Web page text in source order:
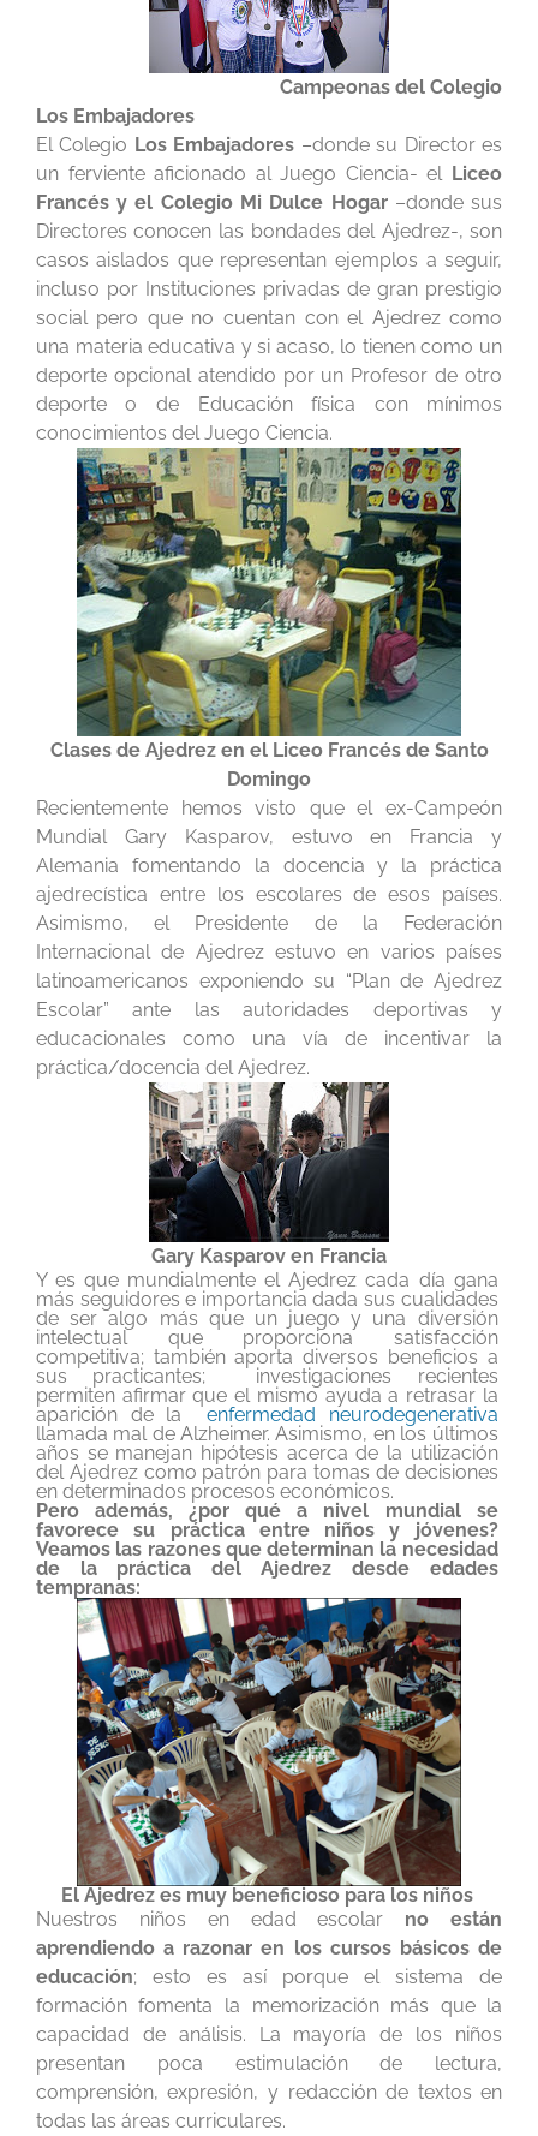
Campeonas del Colegio
Los Embajadores
El Colegio Los Embajadores –donde su Director es
un ferviente aficionado al Juego Ciencia- el Liceo
Francés y el Colegio Mi Dulce Hogar–donde sus
Directores conocen las bondades del Ajedrez-, son
casos aislados que representan ejemplos a seguir,
incluso por Instituciones privadas de gran prestigio
social pero que no cuentan con el Ajedrez como
una materia educativa y si acaso, lo tienen como un
deporte opcional atendido por un Profesor de otro
deporte o de Educación física con mínimos
conocimientos del Juego Ciencia.
Clases de Ajedrez en el Liceo Francés de Santo
Domingo
Recientemente hemos visto que el ex-Campeón
Mundial Gary Kasparov, estuvo en Francia y
Alemania fomentando la docencia y la práctica
ajedrecística entre los escolares de esos países.
Asimismo, el Presidente de la Federación
Internacional de Ajedrez estuvo en varios países
latinoamericanos exponiendo su “Plan de Ajedrez
Escolar” ante las autoridades deportivas y
educacionales como una vía de incentivar la
práctica/docencia del Ajedrez.
Gary Kasparov en Francia
Y es que mundialmente el Ajedrez cada día gana
más seguidores e importancia dada sus cualidades
de ser algo más que un juego y una diversión
intelectual que proporciona satisfacción
competitiva; también aporta diversos beneficios a
sus practicantes; investigaciones recientes
permiten afirmar que el mismo ayuda a retrasar la
aparición de laenfermedad neurodegenerativa
llamada mal de Alzheimer. Asimismo, en los últimos
años se manejan hipótesis acerca de la utilización
del Ajedrez como patrón para tomas de decisiones
en determinados procesos económicos.
Pero además, ¿por qué a nivel mundial se
favorece su práctica entre niños y jóvenes?
Veamos las razones que determinan la necesidad
de la práctica del Ajedrez desde edades
tempranas:
El Ajedrez es muy beneficioso para los niños
Nuestros niños en edad escolar no están
aprendiendo a razonar en los cursos básicos de
educación; esto es así porque el sistema de
formación fomenta la memorización más que la
capacidad de análisis. La mayoría de los niños
presentan poca estimulación de lectura,
comprensión, expresión, y redacción de textos en
todas las áreas curriculares.